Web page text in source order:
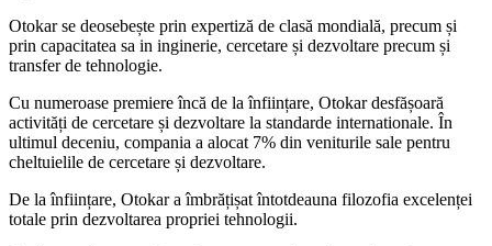
Otokar se deosebește prin expertiză de clasă mondială, precum și
prin capacitatea sa in inginerie, cercetare și dezvoltare precum și
transfer de tehnologie.
Cu numeroase premiere încă de la înființare, Otokar desfășoară
activități de cercetare și dezvoltare la standarde internationale. În
ultimul deceniu, compania a alocat 7% din veniturile sale pentru
cheltuielile de cercetare și dezvoltare.
De la înființare, Otokar a îmbrățișat întotdeauna filozofia excelenței
totale prin dezvoltarea propriei tehnologii.